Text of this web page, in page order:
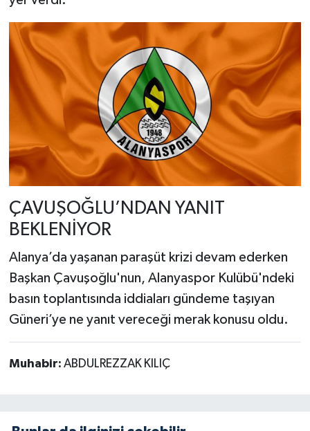
ÇAVUŞOĞLU’NDAN YANIT
BEKLENİYOR
Alanya’da yaşanan paraşüt krizi devam ederken
Başkan Çavuşoğlu'nun, Alanyaspor Kulübü'ndeki
basın toplantısında iddiaları gündeme taşıyan
Güneri’ye ne yanıt vereceği merak konusu oldu.
Muhabir: ABDULREZZAK KILIÇ